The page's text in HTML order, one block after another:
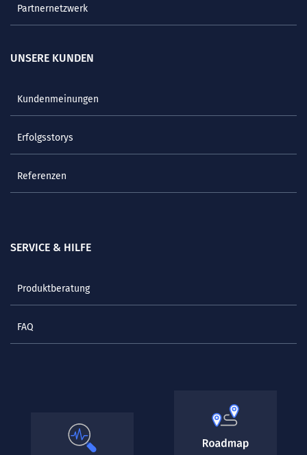
Partnernetzwerk
UNSERE KUNDEN
Kundenmeinungen
Erfolgsstorys
Referenzen
SERVICE & HILFE
Produktberatung
FAQ